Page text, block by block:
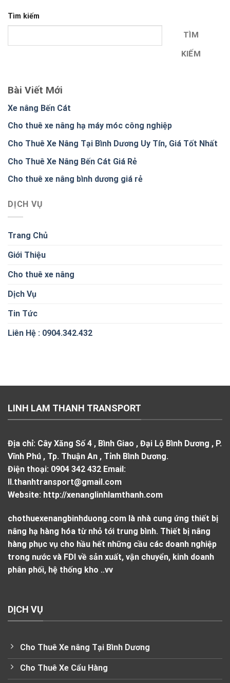
Tìm kiếm
TÌM
KIẾM
Bài Viết Mới
Xe nâng Bến Cát
Cho thuê xe nâng hạ máy móc công nghiệp
Cho Thuê Xe Nâng Tại Bình Dương Uy Tín, Giá Tốt Nhất
Cho Thuê Xe Nâng Bến Cát Giá Rẻ
Cho thuê xe nâng bình dương giá rẻ
DỊCH VỤ
Trang Chủ
Giới Thiệu
Cho thuê xe nâng
Dịch Vụ
Tin Tức
Liên Hệ : 0904.342.432
LINH LAM THANH TRANSPORT
Địa chỉ: Cây Xăng Số 4 , Bình Giao , Đại Lộ Bình Dương , P.
Vĩnh Phú , Tp. Thuận An , Tỉnh Bình Dương.
Điện thoại: 0904 342 432 Email:
ll.thanhtransport@gmail.com
Website: http://xenanglinhlamthanh.com
chothuexenangbinhduong.com là nhà cung ứng thiết bị
nâng hạ hàng hóa từ nhỏ tới trung bình. Thiết bị nâng
hàng phục vụ cho hầu hết những cầu các doanh nghiệp
trong nước và FDI về sản xuất, vận chuyển, kinh doanh
phân phối, hệ thống kho ..vv
DỊCH VỤ
Cho Thuê Xe nâng Tại Bình Dương
Cho Thuê Xe Cẩu Hàng